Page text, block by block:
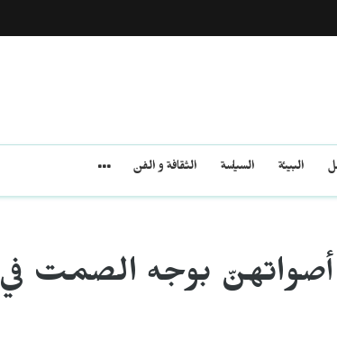
البيئة السياسة الثقافة و الفن
أصواتهنّ بوجه الصمت في